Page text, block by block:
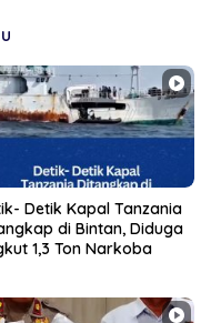
Detik Kapal Tanzania
di Bintan, Diduga
1,3 Ton Narkoba